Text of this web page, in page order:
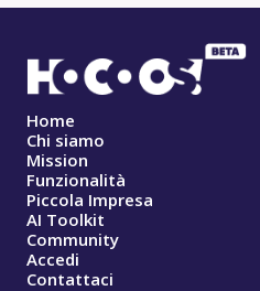
Home
Chi siamo
Mission
Funzionalità
Piccola Impresa
AI Toolkit
Community
Accedi
Contattaci